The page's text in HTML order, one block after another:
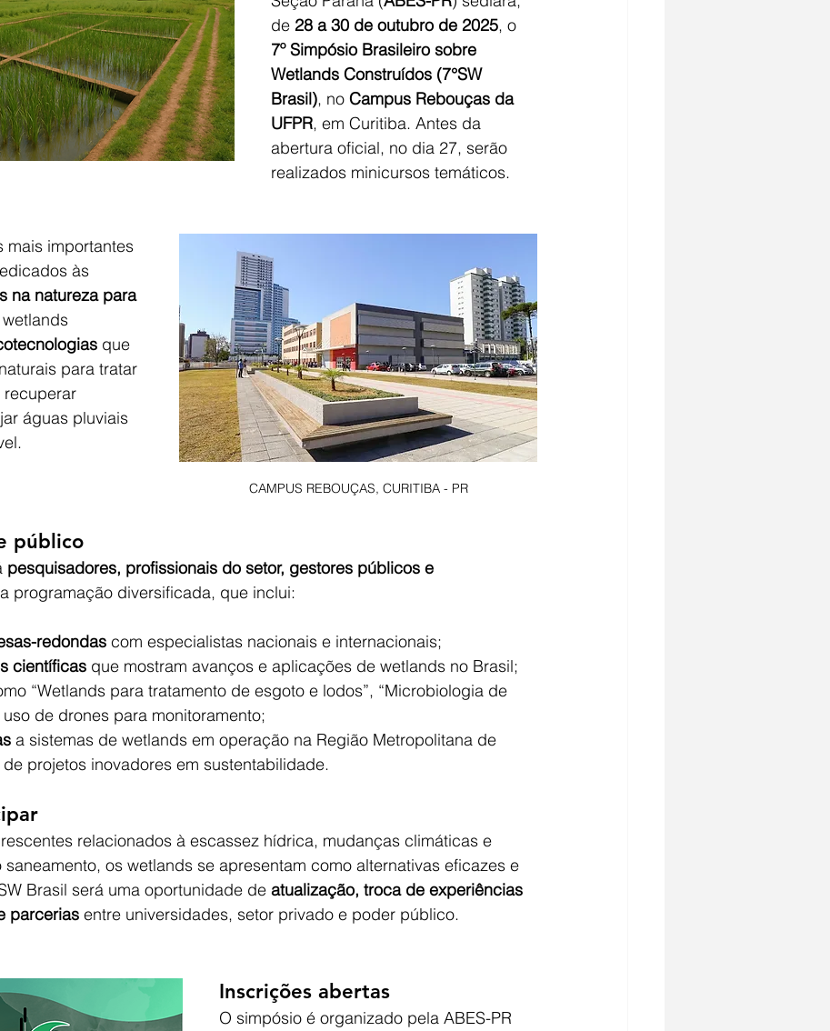
de 28 a 30 de outubro de 2025, o
7º Simpósio Brasileiro sobre
Wetlands Construídos (7°SW
Brasil), no Campus Rebouças da
UFPR, em Curitiba. Antes da
abertura oficial, no dia 27, serão
realizados minicursos temáticos.
CAMPUS REBOUÇAS, CURITIBA - PR
mais importantes
às
na natureza para
que
para tratar
recuperar
águas pluviais
público
pesquisadores, profissionais do setor, gestores públicos e
programação diversificada, que inclui:
redondas com especialistas nacionais e internacionais;
científicas que mostram avanços e aplicações de wetlands no Brasil;
“Wetlands para tratamento de esgoto e lodos”, “Microbiologia de
uso de drones para monitoramento;
a sistemas de wetlands em operação na Região Metropolitana de
projetos inovadores em sustentabilidade.
relacionados à escassez hídrica, mudanças climáticas e
os wetlands se apresentam como alternativas eficazes e
Brasil será uma oportunidade de atualização, troca de experiências
parcerias entre universidades, setor privado e poder público.
Inscrições abertas
O simpósio é organizado pela ABES-PR